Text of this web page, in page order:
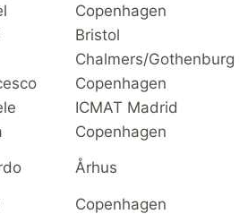
Copenhagen
Bristol
Chalmers/Gothenburg
Copenhagen
ICMAT Madrid
Copenhagen
Århus
Copenhagen